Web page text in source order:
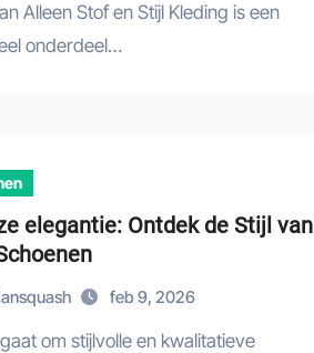
Alleen Stof en Stijl Kleding is een
onderdeel…
elegantie: Ontdek de Stijl van
feb 9, 2026